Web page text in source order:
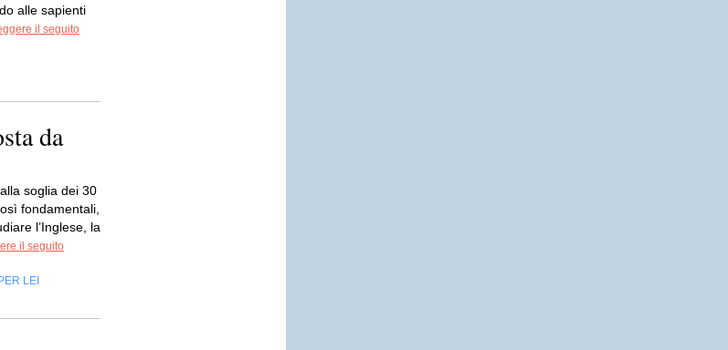
alle sapienti
il seguito
da
soglia dei 30
fondamentali,
l’Inglese, la
il seguito
PER LEI